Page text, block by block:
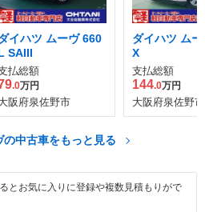
イハツ ムーヴ 660
SAIII
払総額
.0万円
阪府泉佐野市
ダイハツ ム
X
支払総額
144.0万円
大阪府泉佐野市
の中古車をもっと見る
とお気に入りに登録や複数見積もりがで